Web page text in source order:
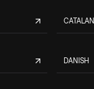
CATALAN
DANISH